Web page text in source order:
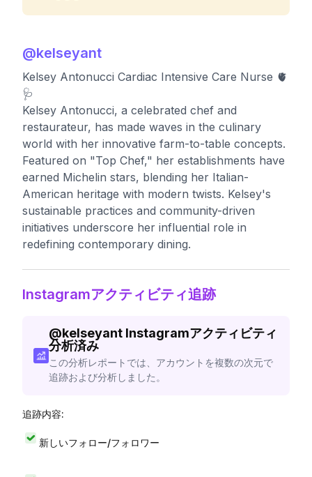
@kelseyant
Kelsey Antonucci Cardiac Intensive Care Nurse 🫀
🩺
Kelsey Antonucci, a celebrated chef and
restaurateur, has made waves in the culinary
world with her innovative farm-to-table concepts.
Featured on "Top Chef," her establishments have
earned Michelin stars, blending her Italian-
American heritage with modern twists. Kelsey's
sustainable practices and community-driven
initiatives underscore her influential role in
redefining contemporary dining.
Instagramアクティビティ追跡
@kelseyant Instagramアクティビティ
分析済み
この分析レポートでは、アカウントを複数の次元で
追跡および分析しました。
追跡内容:
新しいフォロー/フォロワー